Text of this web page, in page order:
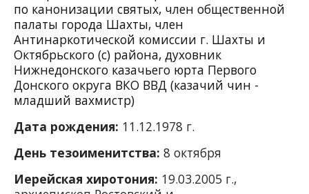
по канонизации святых, член общественной
палаты города Шахты, член
Антинаркотической комиссии г. Шахты и
Октябрьского (с) района, духовник
Нижнедонского казачьего юрта Первого
Донского округа ВКО ВВД (казачий чин -
младший вахмистр)
Дата рождения: 11.12.1978 г.
День тезоименитства: 8 октября
Иерейская хиротония: 19.03.2005 г.,